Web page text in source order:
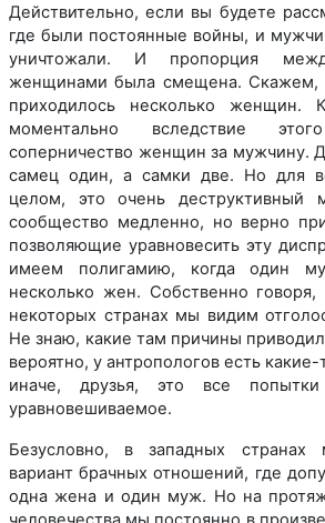
Действительно, если вы будете
где были постоянные войны, и
уничтожали. И пропорция
женщинами была смещена. Скажем,
приходилось несколько женщин.
моментально вследствие
соперничество женщин за мужчину.
самец один, а самки две. Но для
целом, это очень деструктивный
сообщество медленно, но верно
позволяющие уравновесить эту
имеем полигамию, когда один
несколько жен. Собственно
некоторых странах мы видим
Не знаю, какие там причины
вероятно, у антропологов есть
иначе, друзья, это все попытки
уравновешиваемое.
Безусловно, в западных
вариант брачных отношений, где
одна жена и один муж. Но на